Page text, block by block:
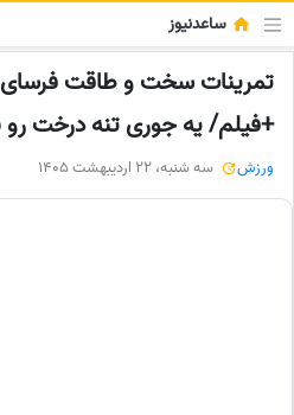
ساعدنیوز
تمرینات سخت و طاقت فرسای
+فیلم/ یه جوری تنه درخت رو
ورزش سه شنبه، 22 اردیبهشت 1405